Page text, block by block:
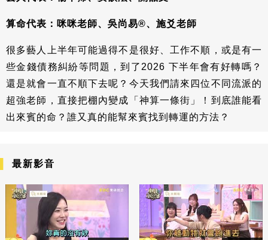
算命代表：咪咪老師、吳尚易®、施爻老師
很多藝人上半年可能過得不是很好、工作不順，或是有一
些金錢債務糾紛等問題，到了2026 下半年會有好轉嗎？
還是就會一直不順下去呢？今天我們請來四位不同流派的
超強老師，直接把棚內變成「神算一條街」！到底誰能看
出來賓的命？誰又真的能幫來賓找到轉運的方法？
最新影音